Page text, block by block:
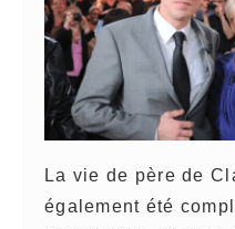
La vie de père de
également été